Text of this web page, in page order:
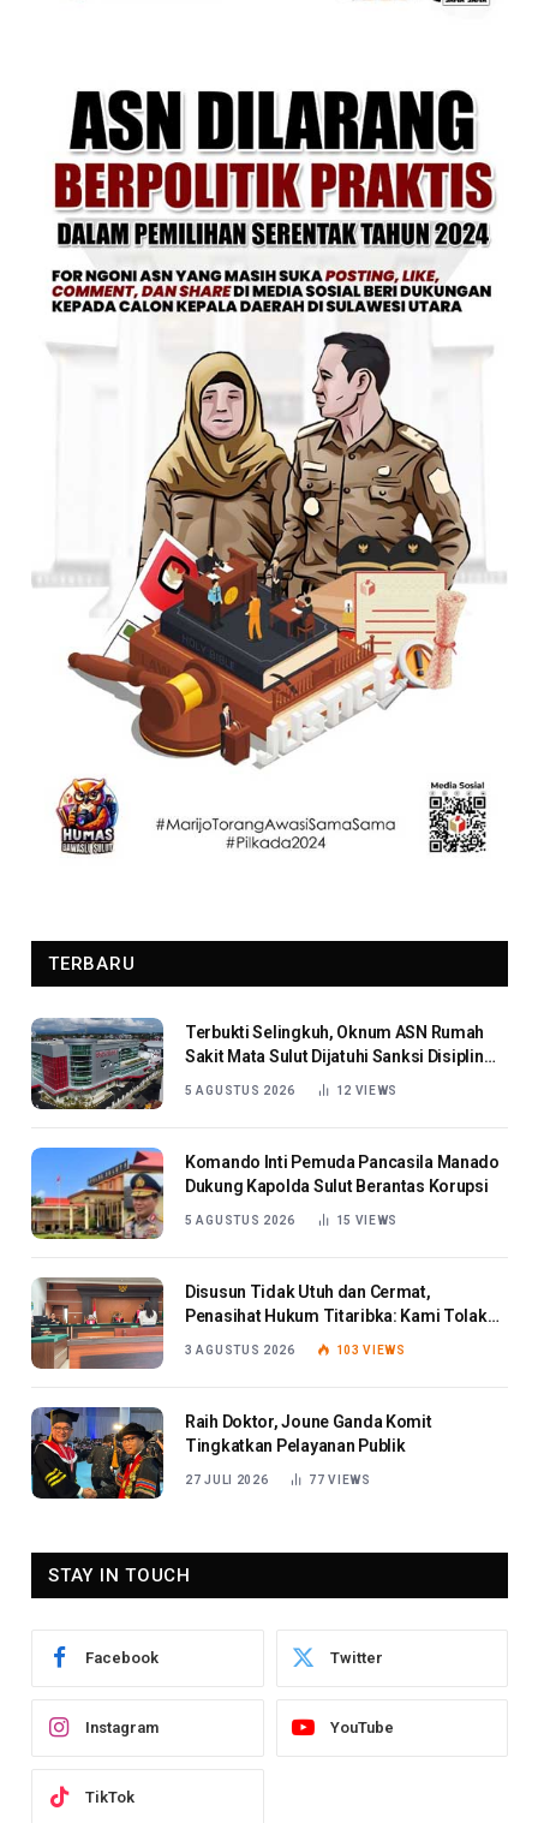
TERBARU
Terbukti Selingkuh, Oknum ASN Rumah
Sakit Mata Sulut Dijatuhi Sanksi Disiplin
5 AGUSTUS 2026 12 VIEWS
Komando Inti Pemuda Pancasila Manado
Dukung Kapolda Sulut Berantas Korupsi
5 AGUSTUS 2026 15 VIEWS
Disusun Tidak Utuh dan Cermat,
Penasihat Hukum Titaribka: Kami Tolak
3 AGUSTUS 2026 103VIEWS
Raih Doktor, Joune Ganda Komit
Tingkatkan Pelayanan Publik
27 JULI 2026 77VIEWS
STAY IN TOUCH
Facebook Twitter
Instagram YouTube
TikTok